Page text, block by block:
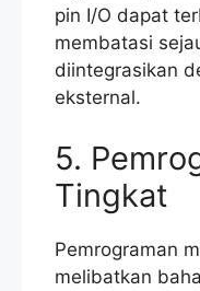
pin I/O dapat
membatasi
diintegrasikan
eksternal.
5.
Tingkat
Pemrograman
melibatkan